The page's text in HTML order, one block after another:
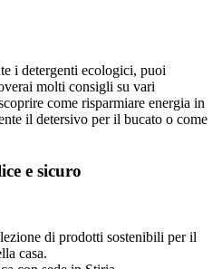
i detergenti ecologici, puoi
molti consigli su vari
come risparmiare energia in
il detersivo per il bucato o come
e sicuro
di prodotti sostenibili per il
casa.